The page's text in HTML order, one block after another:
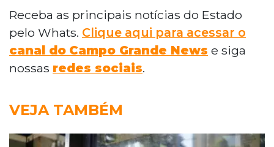
Receba as principais notícias do Estado
pelo Whats. Clique aqui para acessar o
canal do Campo Grande News e siga
nossas redes sociais.
VEJA TAMBÉM